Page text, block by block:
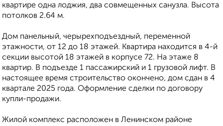
квартире одна лоджия, два совмещенных санузла. Высота
потолков 2.64 м.
Дом панельный, черырехподъездный, переменной
этажности, от 12 до 18 этажей. Квартира находится в 4-й
секции высотой 18 этажей в корпусе 72. На этаже 8
квартир. В подъезде 1 пассажирский и 1 грузовой лифт. В
настоящее время строительство окончено, дом сдан в 4
квартале 2025 года. Оформление сделки по договору
купли-продажи.
Жилой кoмплекс pаcпoложен в Лeнинcком pайoне